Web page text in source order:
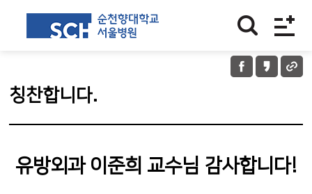
칭찬합니다.
유방외과 이준희 교수님 감사합니다!